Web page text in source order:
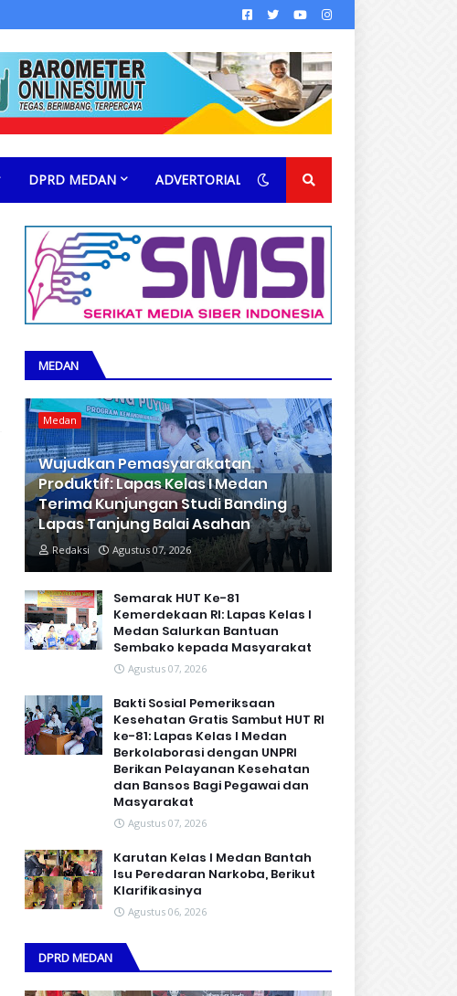
DPRD MEDAN ADVERTORIAL
MEDAN
Medan
Wujudkan Pemasyarakatan
Produktif: Lapas Kelas I Medan
Terima Kunjungan Studi Banding
Lapas Tanjung Balai Asahan
Redaksi Agustus 07, 2026
Semarak HUT Ke-81
Kemerdekaan RI: Lapas Kelas I
Medan Salurkan Bantuan
Sembako kepada Masyarakat
Agustus 07, 2026
Bakti Sosial Pemeriksaan
Kesehatan Gratis Sambut HUT RI
ke-81: Lapas Kelas I Medan
Berkolaborasi dengan UNPRI
Berikan Pelayanan Kesehatan
dan Bansos Bagi Pegawai dan
Masyarakat
Agustus 07, 2026
Karutan Kelas I Medan Bantah
Isu Peredaran Narkoba, Berikut
Klarifikasinya
Agustus 06, 2026
DPRD MEDAN